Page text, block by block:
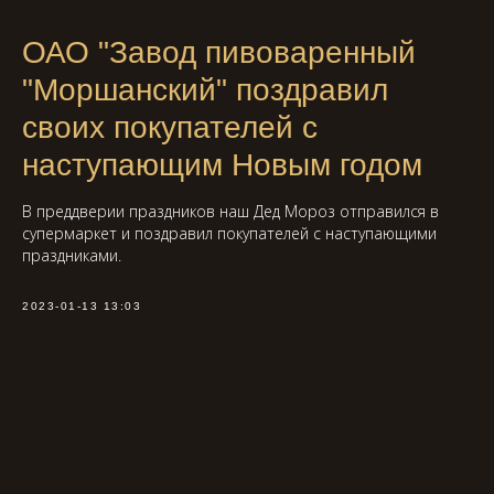
ОАО "Завод пивоваренный
"Моршанский" поздравил
своих покупателей с
наступающим Новым годом
В преддверии праздников наш Дед Мороз отправился в
супермаркет и поздравил покупателей с наступающими
праздниками.
2023-01-13 13:03